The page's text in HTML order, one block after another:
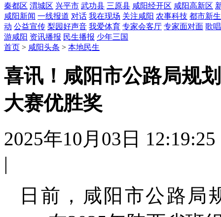
秦都区 渭城区 兴平市 武功县 三原县 咸阳经开区 咸阳高新区
咸阳新闻 一线报道 对话 我在现场 关注咸阳 农事科技 都市新
动 公益宣传 梨园好声音 我爱体育 专家会客厅 专家面对面 歌
游咸阳 资讯播报 民生播报 少年三国
首页 > 咸阳头条 > 本地民生
喜讯！咸阳市公路局规
大赛优胜奖
2025年10月03日 12:19:25
|
日前，咸阳市公路局